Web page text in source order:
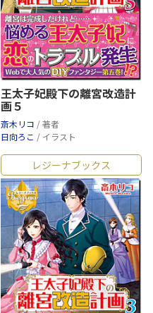
王太子妃殿下の離宮改造計
画５
斎木リコ / 著者
日向ろこ / イラスト
レジーナブックス